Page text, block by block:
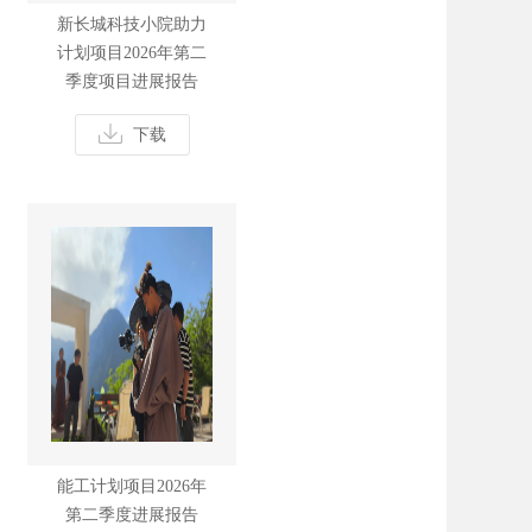
新长城科技小院助力
计划项目2026年第二
季度项目进展报告
下载
能工计划项目2026年
第二季度进展报告